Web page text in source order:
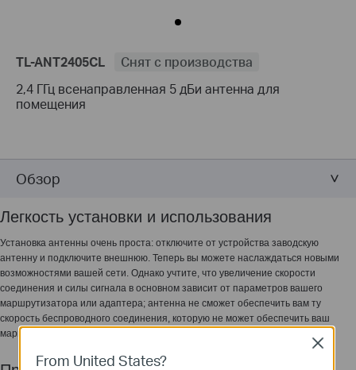
TL-ANT2405CL
Снят с производства
2,4 ГГц всенаправленная 5 дБи антенна для
помещения
Обзор
Легкость установки и использования
Установка антенны очень проста: отключите от устройства заводскую
антенну и подключите внешнюю. Теперь вы можете наслаждаться новыми
возможностями вашей сети. Однако учтите, что увеличение скорости
соединения и силы сигнала в основном зависит от параметров вашего
маршрутизатора или адаптера; антенна не сможет обеспечить вам ту
скорость беспроводного соединения, которую не может обеспечить ваш
маршрутизатор или модем.
From United States?
Close